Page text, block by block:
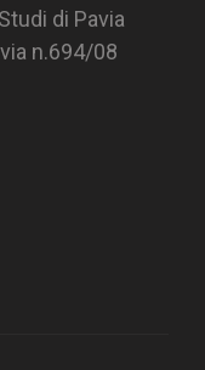
di Pavia
n.694/08